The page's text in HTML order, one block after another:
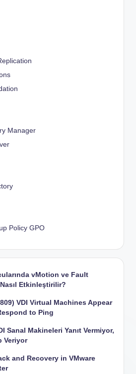
Manager
Policy GPO
vMotion ve Fault
Etkinleştirilir?
VDI Virtual Machines Appear
to Ping
Sanal Makineleri Yanıt Vermiyor,
Veriyor
and Recovery in VMware